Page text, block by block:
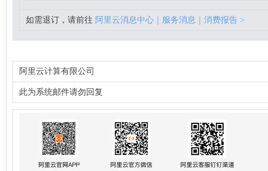
如需退订，请前往 阿里云消息中心｜服务消息｜消费报告 >
阿里云计算有限公司
此为系统邮件请勿回复